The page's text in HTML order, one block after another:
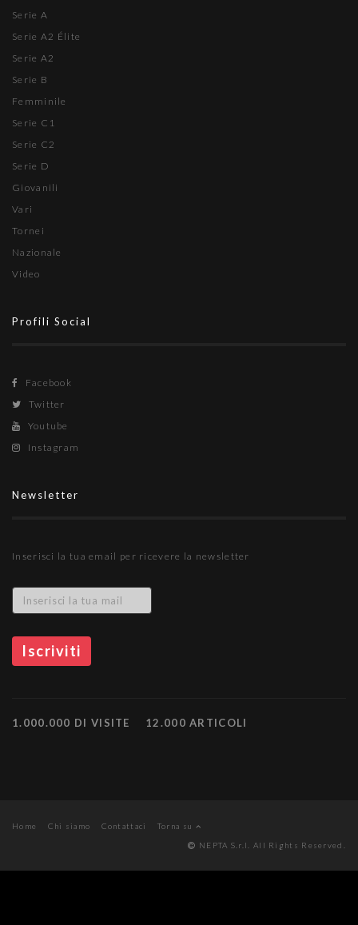
Serie A
Serie A2 Élite
Serie A2
Serie B
Femminile
Serie C1
Serie C2
Serie D
Giovanili
Vari
Tornei
Nazionale
Video
Profili Social
Facebook
Twitter
Youtube
Instagram
Newsletter
Inserisci la tua email per ricevere la newsletter
1.000.000 DI VISITE 12.000 ARTICOLI
Home Chi siamo Contattaci
Torna su
NEPTA S.r.l. All Rights Reserved.